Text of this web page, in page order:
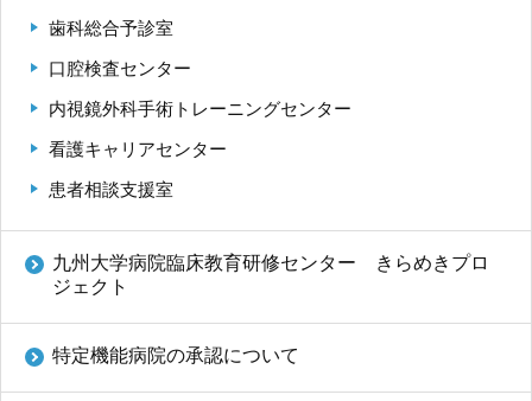
歯科総合予診室
口腔検査センター
内視鏡外科手術トレーニングセンター
看護キャリアセンター
患者相談支援室
九州大学病院臨床教育研修センター きらめきプロ
ジェクト
特定機能病院の承認について